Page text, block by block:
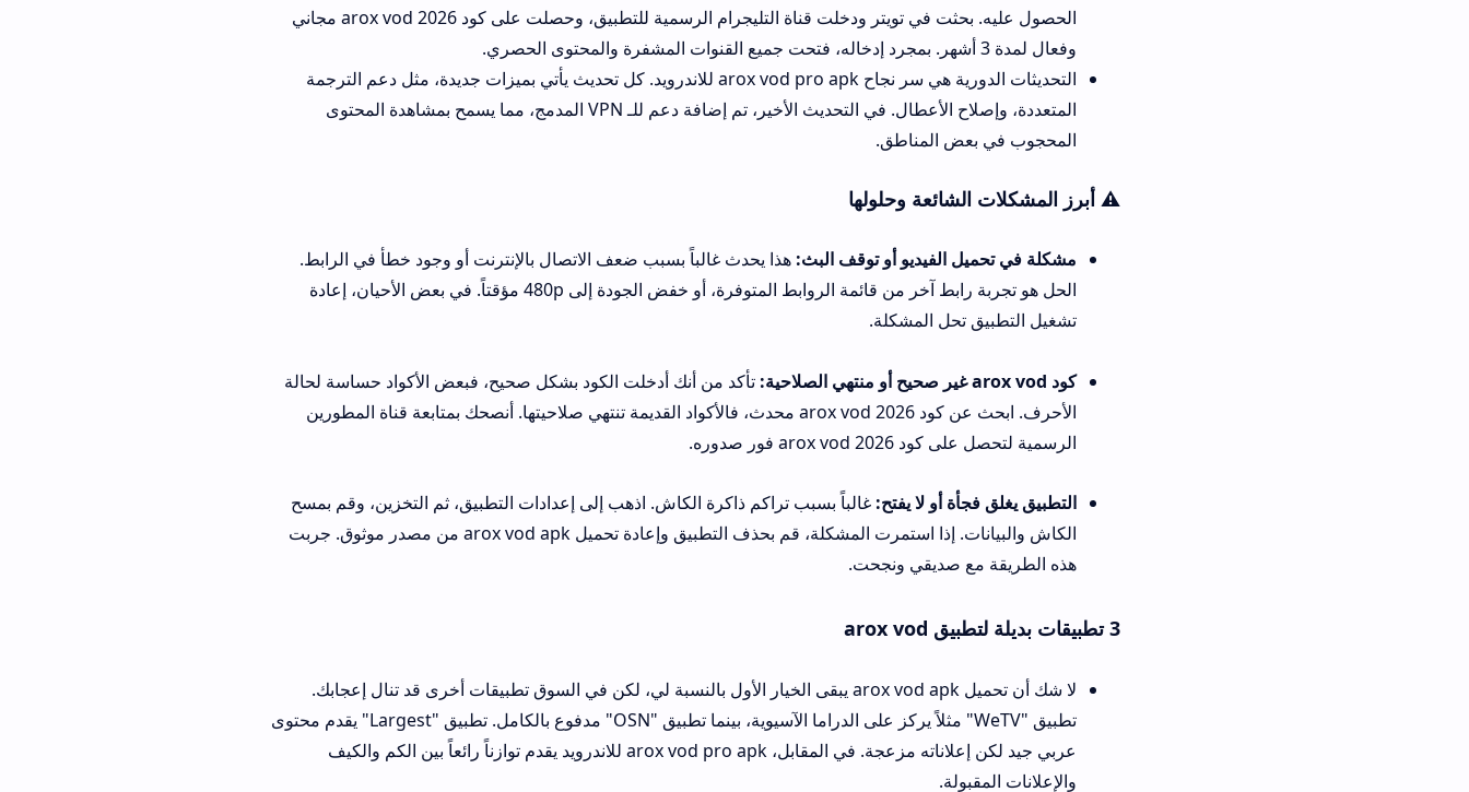
الحصول عليه. بحثت في تويتر ودخلت قناة التليجرام الرسمية للتطبيق، وحصلت على كود arox vod 2026 مجاني
التحديثات الدورية هي سر نجاح arox vod pro apk للاندرويد. كل تحديث يأتي بميزات جديدة، مثل دعم الترجمة
المتعددة، وإصلاح الأعطال. في التحديث الأخير، تم إضافة دعم للـ VPN المدمج، مما يسمح بمشاهدة المحتوى
المحجوب في بعض المناطق.
⚠️ أبرز المشكلات الشائعة وحلولها
مشكلة في تحميل الفيديو أو توقف البث:هذا يحدث غالباً بسبب ضعف الاتصال بالإنترنت أو وجود خطأ في الرابط.
الحل هو تجربة رابط آخر من قائمة الروابط المتوفرة، أو خفض الجودة إلى 480p مؤقتاً. في بعض الأحيان، إعادة
تشغيل التطبيق تحل المشكلة.
تأكد من أنك أدخلت الكود بشكل صحيح، فبعض الأكواد حساسة لحالة
الأحرف. ابحث عن كود arox vod 2026 محدث، فالأكواد القديمة تنتهي صلاحيتها. أنصحك بمتابعة قناة المطورين
الرسمية لتحصل على كود arox vod 2026 فور صدوره.
التطبيق يغلق فجأة أو لا يفتح:غالباً بسبب تراكم ذاكرة الكاش. اذهب إلى إعدادات التطبيق، ثم التخزين، وقم بمسح
الكاش والبيانات. إذا استمرت المشكلة، قم بحذف التطبيق وإعادة تحميل arox vod apk من مصدر موثوق. جربت
هذه الطريقة مع صديقي ونجحت.
لا شك أن تحميل arox vod apk يبقى الخيار الأول بالنسبة لي، لكن في السوق تطبيقات أخرى قد تنال إعجابك.
تطبيق "WeTV" مثلاً يركز على الدراما الآسيوية، بينما تطبيق "OSN" مدفوع بالكامل. تطبيق "Largest" يقدم محتوى
عربي جيد لكن إعلاناته مزعجة. في المقابل، arox vod pro apk للاندرويد يقدم توازناً رائعاً بين الكم والكيف
والإعلانات المقبولة.